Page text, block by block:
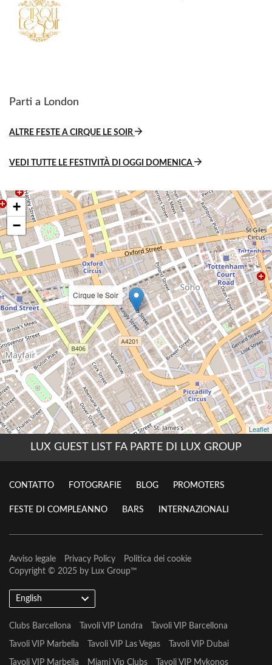
Parti a London
ALTRE FESTE A CIRQUE LE SOIR
VEDI TUTTE LE FESTIVITÀ DI OGGI DOMENICA
LUX GUEST LIST FA PARTE DI LUX GROUP
CONTATTO FOTOGRAFIE BLOG PROMOTERS
FESTE DI COMPLEANNO BARS INTERNAZIONALI
Avviso legale Privacy Policy
Politica dei cookie
Copyright © 2025 by Lux Group™
English
Clubs Barcellona Tavoli VIP Londra Tavoli VIP Barcellona
Tavoli VIP Marbella Tavoli VIP Las Vegas Tavoli VIP Dubai
Tavoli VIP Marbella Miami Vip Clubs Tavoli VIP Mykonos